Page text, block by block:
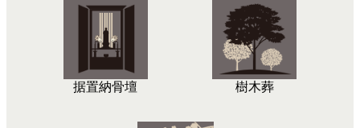
据置納骨壇 樹木葬